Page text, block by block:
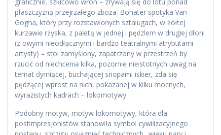
płaszczyzną przejrzałego zboża. Bohater spotyka Van
Gogha, który przy rozstawionych sztalugach, w żółtej
kurzawie rżyska, z paletą w jednej i pędzlem w drugiej dłoni
(z owymi nieodłącznymi i bardzo teatralnymi atrybutami
artysty) – stoi zamyślony, zapatrzony w przestrzeń by
rzucić od niechcenia kilka, pozornie nieistotnych uwag na
temat dymiącej, buchającej snopami iskier, zda się
pędzącej wprost na nich, pokazanej w kilku mocnych,
wyrazistych kadrach – lokomotywy.
Podobny motyw, motyw lokomotywy, która dla
postimpresjonistów stanowiła symbol cywilizacyjnego